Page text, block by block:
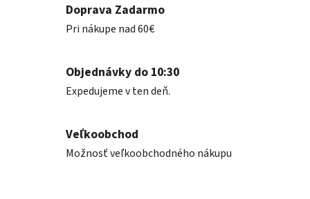
Doprava Zadarmo
Pri nákupe nad 60€
Objednávky do 10:30
Expedujeme v ten deň.
Veľkoobchod
Možnosť veľkoobchodného nákupu